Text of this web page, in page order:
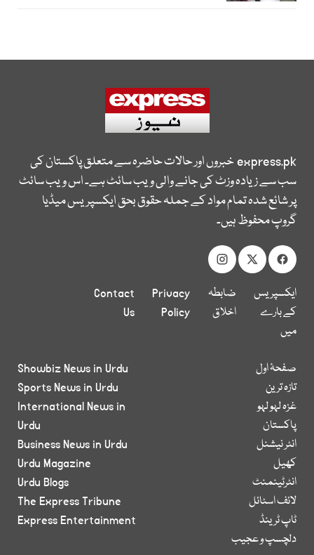
express.pkخبروں اور حالات حاضرہ سے متعلق پاکستان کی
سب سے زیادہ وزٹ کی جانے والی ویب سائٹ ہے۔ اس ویب سائٹ
پر شائع شدہ تمام مواد کے جملہ حقوق بحق ایکسپریس میڈیا
گروپ محفوظ ہیں۔
ایکسپریس
کے بارے
میں
ضابطہ
اخلاق
Privacy
Policy
Contact
Us
صفحۂ اول
تازہ ترین
غزہ لہو لہو
پاکستان
انٹر نیشنل
کھیل
انٹرٹینمنٹ
لائف اسٹائل
ٹاپ ٹرینڈ
دلچسپ و عجیب
Showbiz News in Urdu
Sports News in Urdu
International News in
Urdu
Business News in Urdu
Urdu Magazine
Urdu Blogs
The Express Tribune
Express Entertainment